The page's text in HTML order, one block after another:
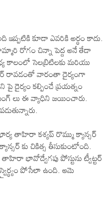
ఇప్పటికి కూడా ఎవరికి అర్థం కాదు.
రోగం చిన్నా పెద్ద అనే తేడా
కాలంలో సెలబ్రిటిలకు మరియు
రావడంతో వారంతా దైర్యంగా
దైర్యం కల్పించే ప్రయత్నం
లు ఈ వ్యాధిని జయించారు.
తాహిరా కశ్యప్ రొమ్ము క్యాన్సర్
కు చికిత్స తీసుకుంటోంది.
భావోద్వేగపు పోస్టును ట్వీట్టర్
పోసేలా ఉంది. ఆమె